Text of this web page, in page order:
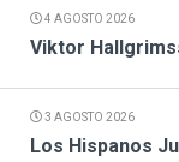
4 AGOSTO 2026
Viktor
3 AGOSTO 2026
Los Hispanos